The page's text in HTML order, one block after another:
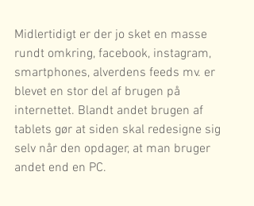
Midlertidigt er der jo sket en masse
rundt omkring, facebook, instagram,
smartphones, alverdens feeds mv. er
blevet en stor del af brugen på
internettet. Blandt andet brugen af
tablets gør at siden skal redesigne sig
selv når den opdager, at man bruger
andet end en PC.